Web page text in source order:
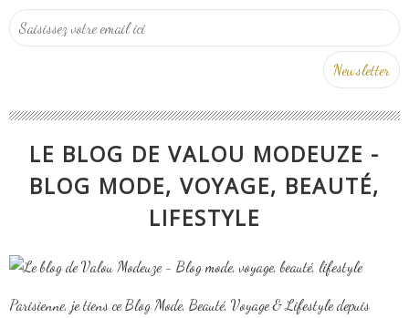
LE BLOG DE VALOU MODEUZE -
BLOG MODE, VOYAGE, BEAUTÉ,
LIFESTYLE
Parisienne, je tiens ce Blog Mode, Beauté, Voyage & Lifestyle depuis